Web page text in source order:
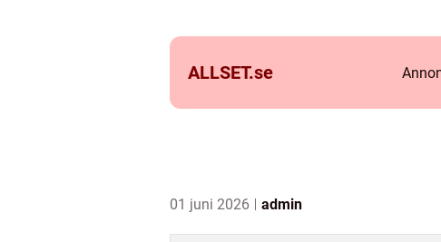
ALLSET.se
01 juni 2026 admin